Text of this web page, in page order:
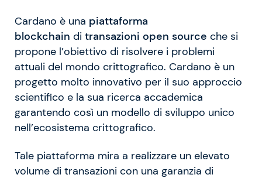
Cardano è una piattaforma
blockchain di transazioni open source che si
propone l’obiettivo di risolvere i problemi
attuali del mondo crittografico. Cardano è un
progetto molto innovativo per il suo approccio
scientifico e la sua ricerca accademica
garantendo così un modello di sviluppo unico
nell’ecosistema crittografico.
Tale piattaforma mira a realizzare un elevato
volume di transazioni con una garanzia di